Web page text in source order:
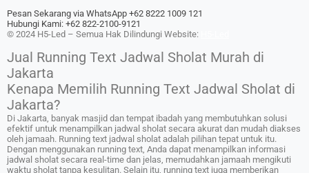
Pesan Sekarang via WhatsApp +62 8222 1009 121
Hubungi Kami: +62 822-2100-9121
© 2024 H5-Led – Semua Hak Dilindungi Website:
Jual Running Text Jadwal Sholat Murah di
Jakarta
Kenapa Memilih Running Text Jadwal Sholat di
Jakarta?
Di Jakarta, banyak masjid dan tempat ibadah yang membutuhkan solusi
efektif untuk menampilkan jadwal sholat secara akurat dan mudah diakses
oleh jamaah. Running text jadwal sholat adalah pilihan tepat untuk itu.
Dengan menggunakan running text, Anda dapat menampilkan informasi
jadwal sholat secara real-time dan jelas, memudahkan jamaah mengikuti
waktu sholat tanpa kesulitan. Selain itu, running text juga memberikan